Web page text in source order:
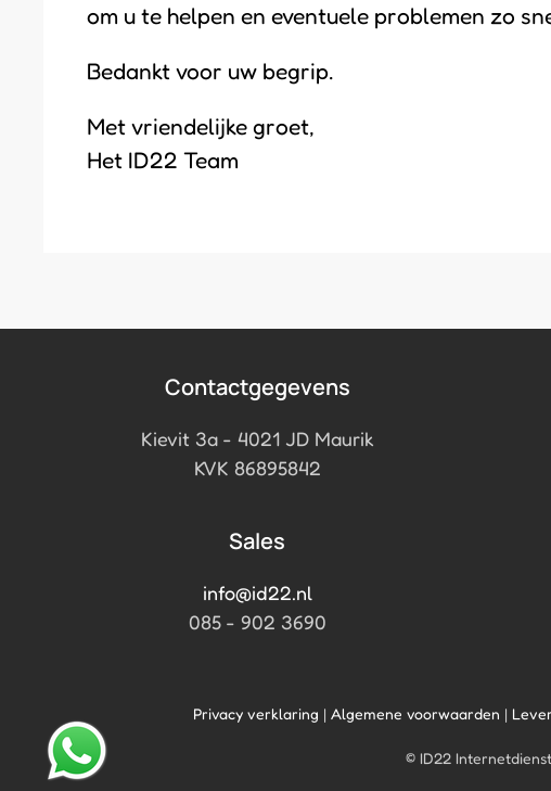
om u te helpen en eventuele problemen zo
Bedankt voor uw begrip.
Met vriendelijke groet,
Het ID22 Team
Contactgegevens
Kievit 3a - 4021 JD Maurik
KVK 86895842
Sales
info@id22.nl
085 - 902 3690
Privacy verklaring | Algemene voorwaarden |
© ID22